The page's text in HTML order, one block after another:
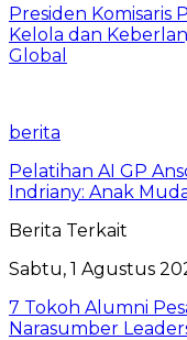
Presiden Komisaris
Kelola dan
Global
berita
Pelatihan AI GP
Indriany: Anak
Berita Terkait
Sabtu, 1 Agustus
7 Tokoh Alumni
Narasumber